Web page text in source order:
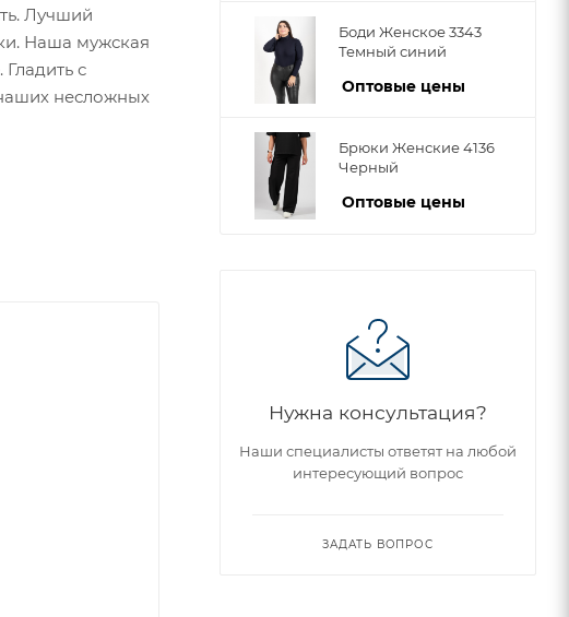
Лучший
Наша мужская
с
несложных
Боди Женское 3343
Темный синий
Оптовые цены
Брюки Женские 4136
Черный
Оптовые цены
Нужна консультация?
Наши специалисты ответят на любой
интересующий вопрос
ЗАДАТЬ ВОПРОС